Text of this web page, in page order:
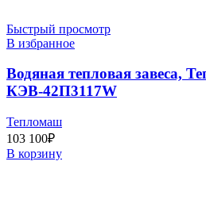
Быстрый просмотр
В избранное
Водяная тепловая завеса,
КЭВ-42П3117W
Тепломаш
103 100₽
В корзину